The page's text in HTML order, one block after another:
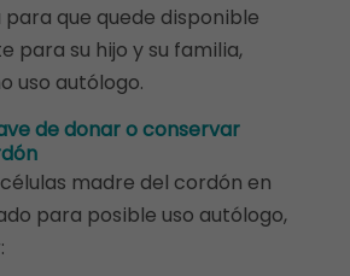
que quede disponible
para su hijo y su familia,
uso autólogo.
de donar o conservar
madre del cordón en
para posible uso autólogo,